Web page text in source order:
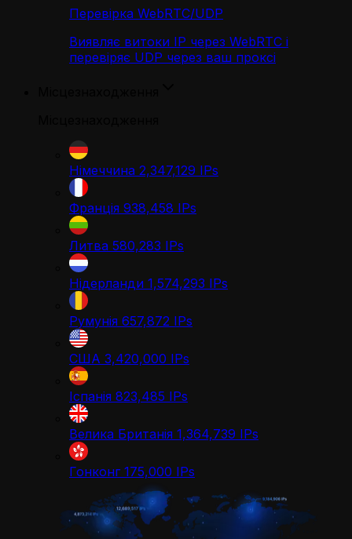
Перевірка WebRTC/UDP
Виявляє витоки IP через WebRTC і
перевіряє UDP через ваш проксі
Німеччина 2,347,129 IPs
Франція 938,458 IPs
Литва 580,283 IPs
Нідерланди 1,574,293 IPs
Румунія 657,872 IPs
США 3,420,000 IPs
Іспанія 823,485 IPs
Велика Британія 1,364,739 IPs
Гонконг 175,000 IPs